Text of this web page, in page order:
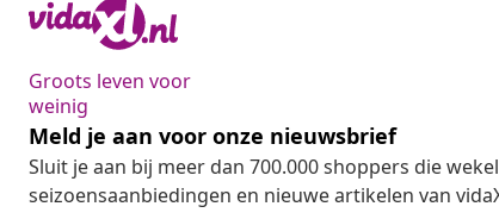
Groots leven voor
weinig
Meld je aan voor onze nieuwsbrief
Sluit je aan bij meer dan 700.000 shoppers die
seizoensaanbiedingen en nieuwe artikelen van